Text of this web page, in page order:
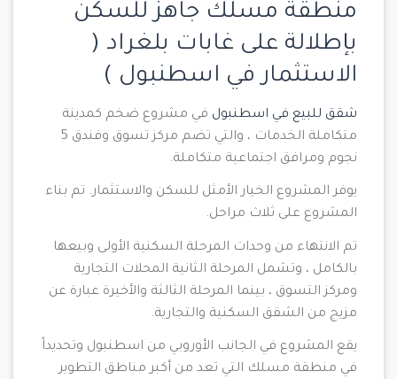
منطقة مسلك جاهز للسكن
بإطلالة على غابات بلغراد (
الاستثمار في اسطنبول )
شقق للبيع في اسطنبول في مشروع ضخم كمدينة
متكاملة الخدمات ، والتي تضم مركز تسوق وفندق 5
نجوم ومرافق اجتماعية متكاملة.
يوفر المشروع الخيار الأمثل للسكن والاستثمار. تم بناء
المشروع على ثلاث مراحل.
تم الانتهاء من وحدات المرحلة السكنية الأولى وبيعها
بالكامل ، وتشمل المرحلة الثانية المحلات التجارية
ومركز التسوق ، بينما المرحلة الثالثة والأخيرة عبارة عن
مزيج من الشقق السكنية والتجارية.
يقع المشروع في الجانب الأوروبي من اسطنبول وتحديداً
في منطقة مسلك التي تعد من أكبر مناطق التطوير